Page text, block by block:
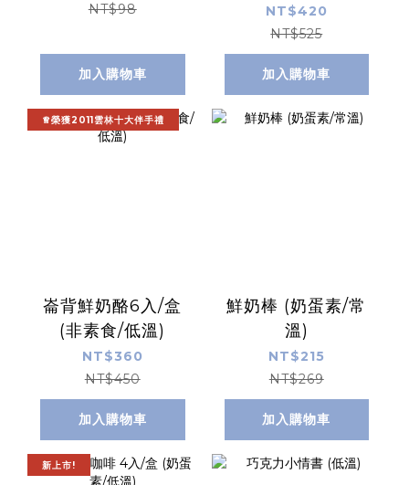
NT$98
加入購物車
NT$420
NT$525
加入購物車
♕榮獲2011雲林十大伴手禮
崙背鮮奶酪6入/盒
(非素食/低溫)
NT$360
NT$450
加入購物車
鮮奶棒 (奶蛋素/常
溫)
NT$215
NT$269
加入購物車
新上市!